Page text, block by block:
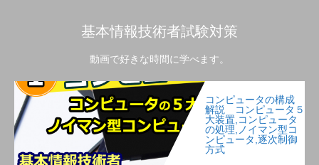
基本情報技術者試験対策
動画で好きな時間に学べます。
コンピュータの構成
解説 コンピュータ５
大装置,コンピュータ
の処理,ノイマン型コ
ンピュータ,逐次制御
方式